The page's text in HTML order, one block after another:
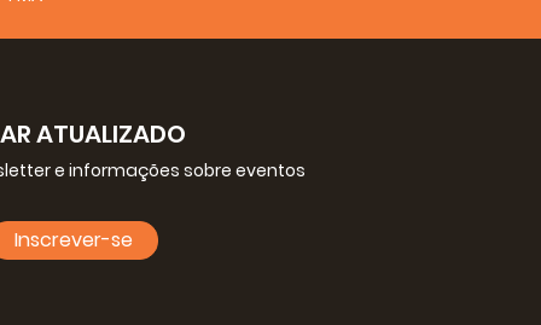
ATUALIZADO
e informações sobre eventos
Inscrever-se